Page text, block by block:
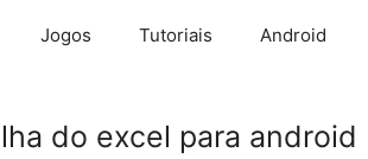
Jogos Tutoriais Android
do excel para android